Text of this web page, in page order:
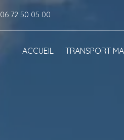
06 72 50 05 00
ACCUEIL TRANSPORT